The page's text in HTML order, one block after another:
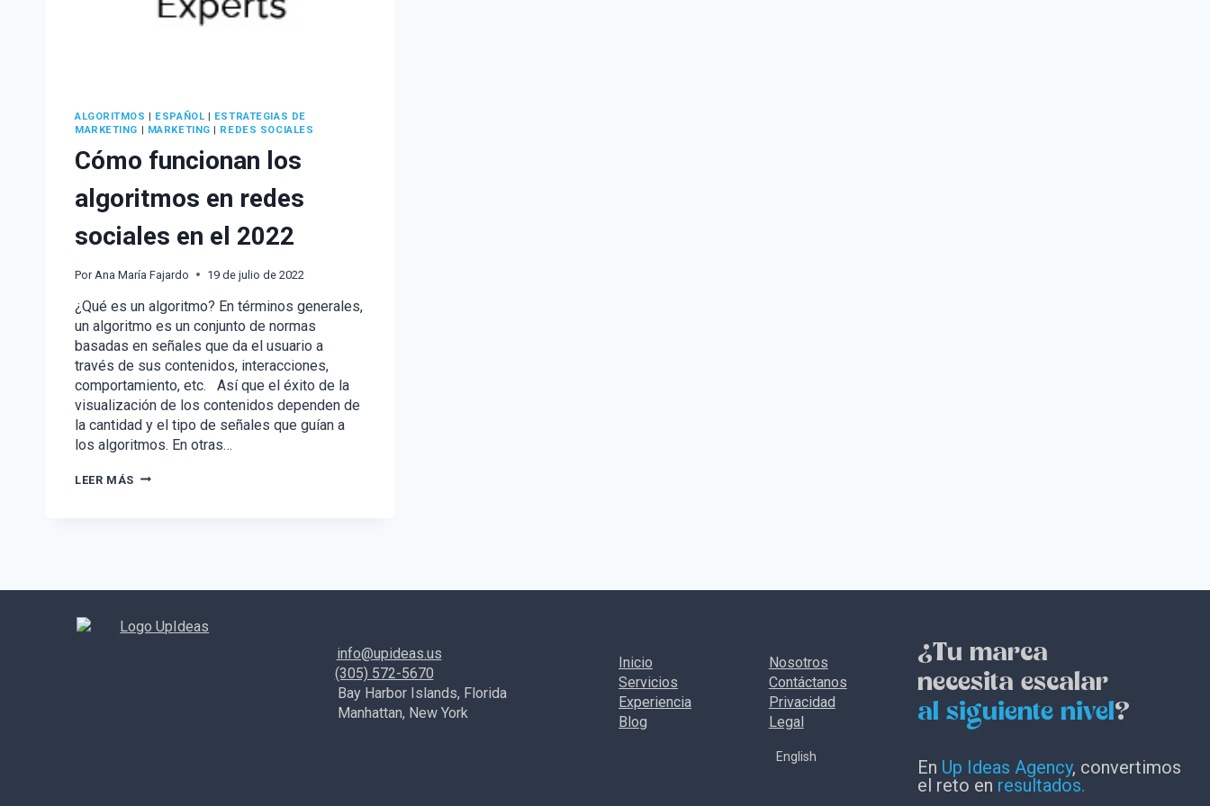
ALGORITMOS ESPAÑOL
ESTRATEGIAS DE
MARKETING
MARKETING REDES SOCIALES
Cómo funcionan los
algoritmos en redes
sociales en el 2022
Por Ana María Fajardo 19 de julio de 2022
¿Qué es un algoritmo? En términos generales,
un algoritmo es un conjunto de normas
basadas en señales que da el usuario a
través de sus contenidos, interacciones,
comportamiento, etc. Así que el éxito de la
visualización de los contenidos dependen de
la cantidad y el tipo de señales que guían a
los algoritmos. En otras…
LEER MÁS CÓMO
info@upideas.us
(305) 572-5670
Bay Harbor Islands, Florida
Manhattan, New York
Inicio
Servicios
Experiencia
Blog
Nosotros
Contáctanos
Privacidad
Legal
English
¿Tu marca
necesita escalar
al siguiente nivel?
En Up Ideas Agency, convertimos
el reto en resultados.